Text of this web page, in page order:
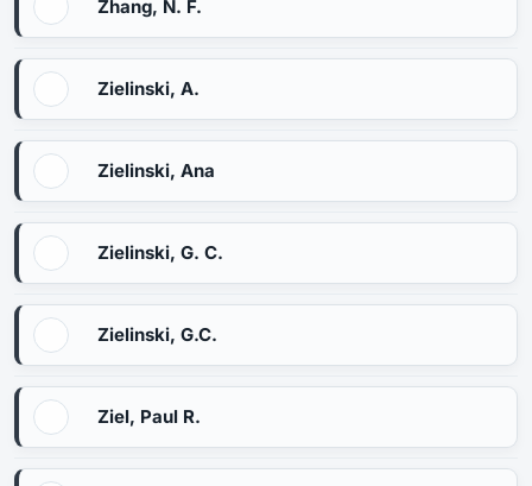
Zhang, N. F.
Zielinski, A.
Zielinski, Ana
Zielinski, G. C.
Zielinski, G.C.
Ziel, Paul R.